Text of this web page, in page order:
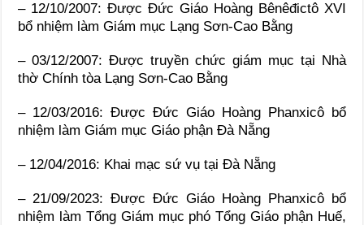
– 12/10/2007: Được Đức Giáo Hoàng Bênêđictô XVI
bổ nhiệm làm Giám mục Lạng Sơn-Cao Bằng
– 03/12/2007: Được truyền chức giám mục tại Nhà
thờ Chính tòa Lạng Sơn-Cao Bằng
– 12/03/2016: Được Đức Giáo Hoàng Phanxicô bổ
nhiệm làm Giám mục Giáo phận Đà Nẵng
– 12/04/2016: Khai mạc sứ vụ tại Đà Nẵng
– 21/09/2023: Được Đức Giáo Hoàng Phanxicô bổ
nhiệm làm Tổng Giám mục phó Tổng Giáo phận Huế,